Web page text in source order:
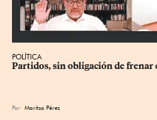
POLÍTICA
Partidos, sin obligación de
Por Maritza Pérez